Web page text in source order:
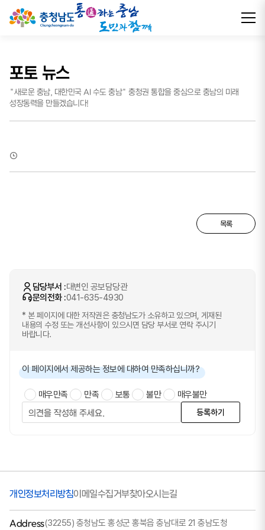
포토 뉴스
"새로운 충남, 대한민국 AI 수도 충남" 충청권 통합을 중심으로 충남의 미래
성장동력을 만들겠습니다!
목록
담당부서 :대변인 공보담당관
문의전화 :041-635-4930
* 본 페이지에 대한 저작권은 충청남도가 소유하고 있으며, 게재된
내용의 수정 또는 개선사항이 있으시면 담당 부서로 연락 주시기
바랍니다.
이 페이지에서 제공하는 정보에 대하여 만족하십니까?
매우만족 만족 보통 불만 매우불만
등록하기
Address(32255) 충청남도 홍성군 홍북읍 충남대로 21 충남도청
개인정보처리방침이메일수집거부찾아오시는길